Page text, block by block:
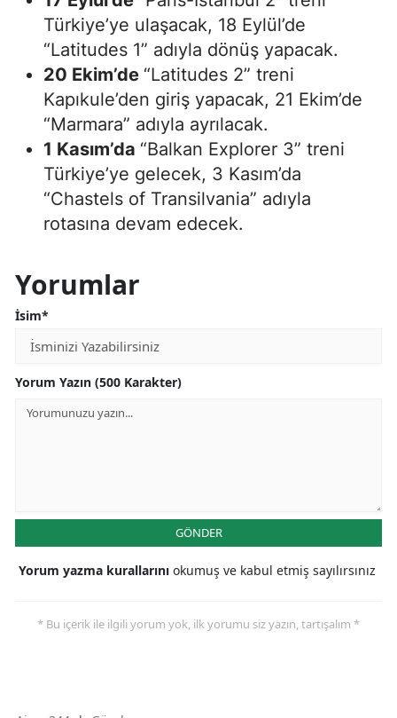
Türkiye’ye ulaşacak, 18 Eylül’de
“Latitudes 1” adıyla dönüş yapacak.
20 Ekim’de “Latitudes 2” treni
Kapıkule’den giriş yapacak, 21 Ekim’de
“Marmara” adıyla ayrılacak.
1 Kasım’da “Balkan Explorer 3” treni
Türkiye’ye gelecek, 3 Kasım’da
“Chastels of Transilvania” adıyla
rotasına devam edecek.
Yorumlar
İsim*
Yorum Yazın (500 Karakter)
GÖNDER
Yorum yazma kurallarını okumuş ve kabul etmiş sayılırsınız
* Bu içerik ile ilgili yorum yok, ilk yorumu siz yazın, tartışalım *